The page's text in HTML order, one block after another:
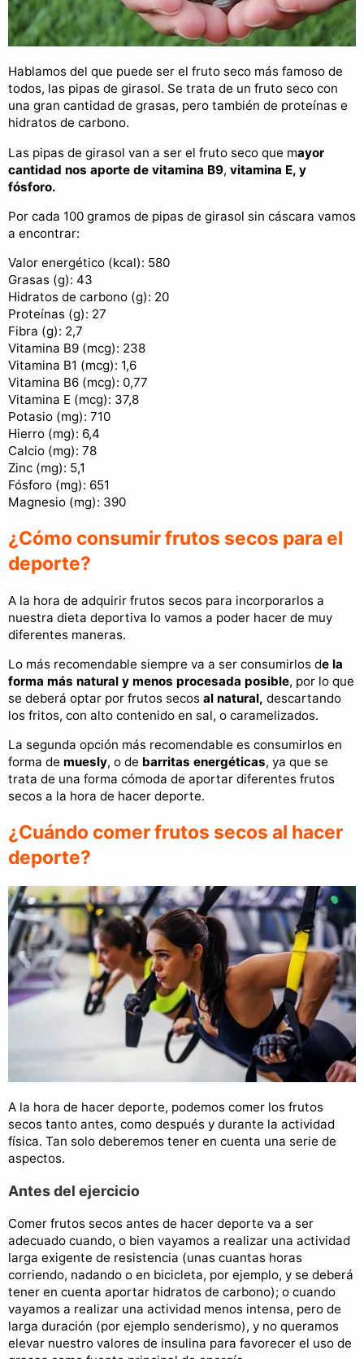
Hablamos del que puede ser el fruto seco más famoso de
todos, las pipas de girasol. Se trata de un fruto seco con
una gran cantidad de grasas, pero también de proteínas e
hidratos de carbono.
Las pipas de girasol van a ser el fruto seco que mayor
cantidad nos aporte de vitamina B9, vitamina E, y
fósforo.
Por cada 100 gramos de pipas de girasol sin cáscara vamos
a encontrar:
Valor energético (kcal): 580
Grasas (g): 43
Hidratos de carbono (g): 20
Proteínas (g): 27
Fibra (g): 2,7
Vitamina B9 (mcg): 238
Vitamina B1 (mcg): 1,6
Vitamina B6 (mcg): 0,77
Vitamina E (mcg): 37,8
Potasio (mg): 710
Hierro (mg): 6,4
Calcio (mg): 78
Zinc (mg): 5,1
Fósforo (mg): 651
Magnesio (mg): 390
¿Cómo consumir frutos secos para el
deporte?
A la hora de adquirir frutos secos para incorporarlos a
nuestra dieta deportiva lo vamos a poder hacer de muy
diferentes maneras.
Lo más recomendable siempre va a ser consumirlos de la
forma más natural y menos procesada posible, por lo que
se deberá optar por frutos secos al natural, descartando
los fritos, con alto contenido en sal, o caramelizados.
La segunda opción más recomendable es consumirlos en
forma de muesly, o de barritas energéticas, ya que se
trata de una forma cómoda de aportar diferentes frutos
secos a la hora de hacer deporte.
¿Cuándo comer frutos secos al hacer
deporte?
A la hora de hacer deporte, podemos comer los frutos
secos tanto antes, como después y durante la actividad
física. Tan solo deberemos tener en cuenta una serie de
aspectos.
Antes del ejercicio
Comer frutos secos antes de hacer deporte va a ser
adecuado cuando, o bien vayamos a realizar una actividad
larga exigente de resistencia (unas cuantas horas
corriendo, nadando o en bicicleta, por ejemplo, y se deberá
tener en cuenta aportar hidratos de carbono); o cuando
vayamos a realizar una actividad menos intensa, pero de
larga duración (por ejemplo senderismo), y no queramos
elevar nuestro valores de insulina para favorecer el uso de